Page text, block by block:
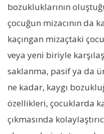
bozukluklarının
çocuğun mizacının da
kaçıngan mizaçtaki
veya yeni biriyle
saklanma, pasif ya da
ne kadar, kaygı
özellikleri, çocuklarda
çıkmasında